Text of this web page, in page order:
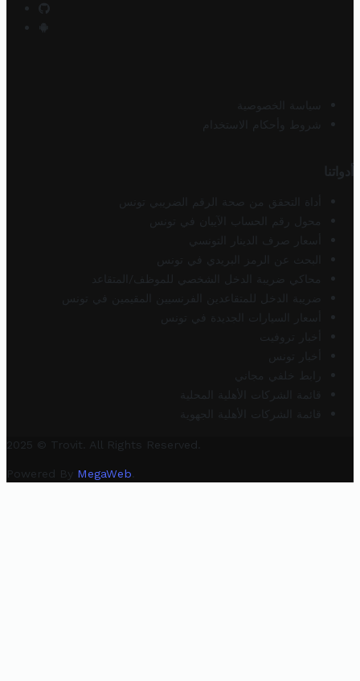
سياسة الخصوصية
شروط وأحكام الاستخدام
أدواتنا
أداة التحقق من صحة الرقم الضريبي تونس
محول رقم الحساب الآيبان في تونس
أسعار صرف الدينار التونسي
البحث عن الرمز البريدي في تونس
محاكي ضريبة الدخل الشخصي للموظف/المتقاعد
ضريبة الدخل للمتقاعدين الفرنسيين المقيمين في تونس
أسعار السيارات الجديدة في تونس
أخبار تروفيت
أخبار تونس
رابط خلفي مجاني
قائمة الشركات الأهلية المحلية
قائمة الشركات الأهلية الجهوية
2025 © Trovit. All Rights Reserved.
Powered By MegaWeb